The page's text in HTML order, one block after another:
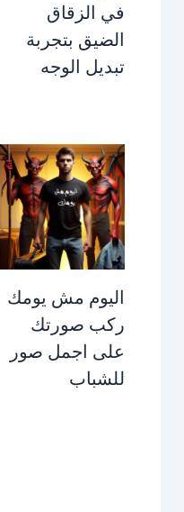
في الزقاق
الضيق بتجربة
تبديل الوجه
اليوم مش يومك
ركب صورتك
على اجمل صور
للشباب